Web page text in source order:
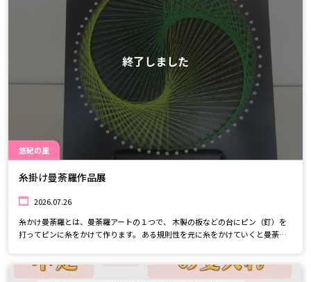
悠紀の里
終了しました
糸掛け曼荼羅作品展
2026.07.26
糸かけ曼荼羅とは、曼荼羅アートの１つで、 木製の板などの台にピン（釘）を
打ってピンに糸をかけて作ります。 ある規則性を元に糸をかけていくと曼荼羅
ど組み合わせは無限に広がり、想像力を膨らましてオリジナル作品、世界にひ